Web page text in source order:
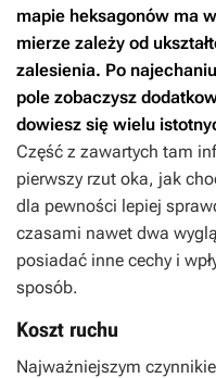
mapie heksagonów ma
mierze zależy od
zalesienia. Po
pole zobaczysz
dowiesz się wielu
Część z zawartych tam
pierwszy rzut oka, jak
dla pewności lepiej
czasami nawet dwa
posiadać inne cechy i
sposób.
Koszt ruchu
Najważniejszym